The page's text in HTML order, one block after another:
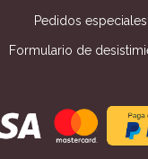
Pedidos especiales
Formulario de